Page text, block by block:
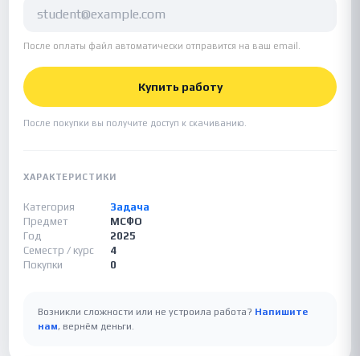
После оплаты файл автоматически отправится на ваш email.
Купить работу
После покупки вы получите доступ к скачиванию.
ХАРАКТЕРИСТИКИ
Категория
Задача
Предмет
МСФО
Год
2025
Семестр / курс
4
Покупки
0
Возникли сложности или не устроила работа? Напишите
нам, вернём деньги.